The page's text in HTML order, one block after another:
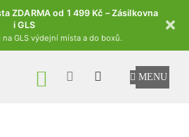
ZDARMA od 1 499 Kč – Zásilkovna
i GLS
GLS výdejní místa a do boxů.
NÁKUPNÍ KOŠÍK